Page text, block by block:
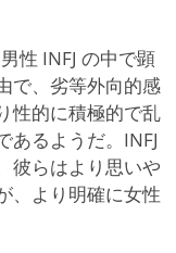
性 INFJ の中で顕
で、劣等外向的感
性的に積極的で乱
あるようだ。INFJ
彼らはより思いや
、より明確に女性